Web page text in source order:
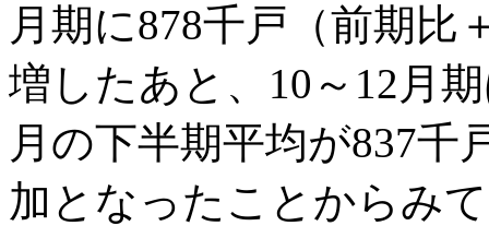
月期に878千戸（前期比
増したあと、10～12月
月の下半期平均が837千
加となったことからみ